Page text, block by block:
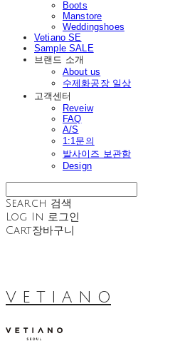
Boots
Manstore
Weddingshoes
Vetiano SE
Sample SALE
브랜드 소개
About us
수제화공장 일상
고객센터
Reveiw
FAQ
A/S
1:1문의
발사이즈 보관함
Design
Search 검색
Log In 로그인
Cart장바구니
V E T I A N O